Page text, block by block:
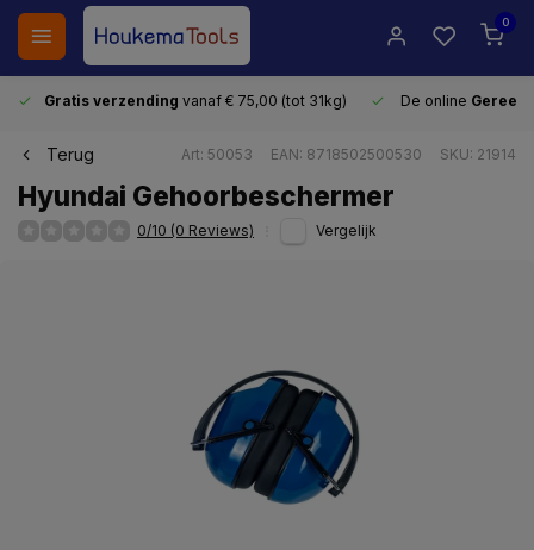
0
Gratis verzending vanaf € 75,00 (tot 31kg) De online
Terug Art: 50053 EAN: 8718502500530 SKU: 21914
Hyundai Gehoorbeschermer
0/10 (0 Reviews) Vergelijk